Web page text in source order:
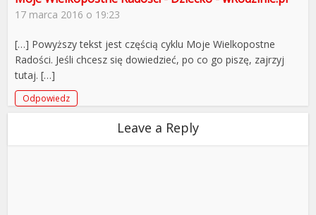
17 marca 2016 o 19:23
[…] Powyższy tekst jest częścią cyklu Moje Wielkopostne
Radości. Jeśli chcesz się dowiedzieć, po co go piszę, zajrzyj
tutaj. […]
Odpowiedz
Leave a Reply